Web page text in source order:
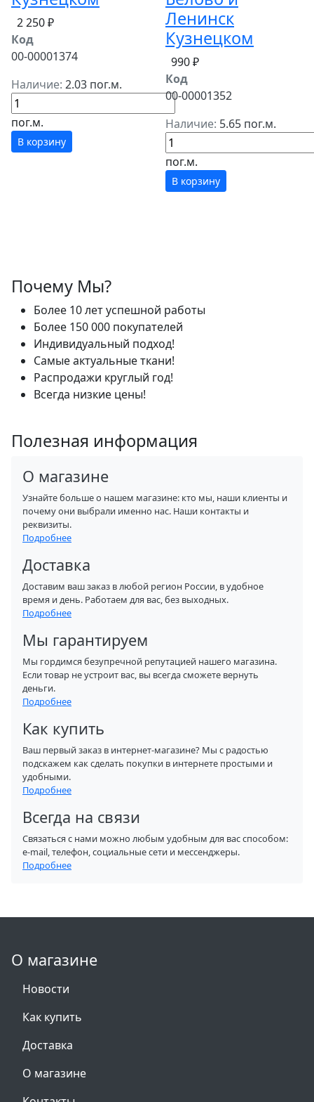
2 250 ₽
Код
00-00001374
Наличие: 2.03 пог.м.
пог.м.
В корзину
Ленинск
Кузнецком
990 ₽
Код
00-00001352
Наличие: 5.65 пог.м.
пог.м.
В корзину
Почему Мы?
Более 10 лет успешной работы
Более 150 000 покупателей
Индивидуальный подход!
Самые актуальные ткани!
Распродажи круглый год!
Всегда низкие цены!
Полезная информация
О магазине
Узнайте больше о нашем магазине: кто мы, наши клиенты и
почему они выбрали именно нас. Наши контакты и
реквизиты.
Подробнее
Доставка
Доставим ваш заказ в любой регион России, в удобное
время и день. Работаем для вас, без выходных.
Подробнее
Мы гарантируем
Мы гордимся безупречной репутацией нашего магазина.
Если товар не устроит вас, вы всегда сможете вернуть
деньги.
Подробнее
Как купить
Ваш первый заказ в интернет-магазине? Мы с радостью
подскажем как сделать покупки в интернете простыми и
удобными.
Подробнее
Всегда на связи
Связаться с нами можно любым удобным для вас способом:
e-mail, телефон, социальные сети и мессенджеры.
Подробнее
О магазине
Новости
Как купить
Доставка
О магазине